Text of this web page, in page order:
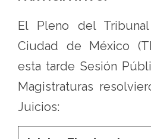
El Pleno del
Ciudad de México
esta tarde Sesión
Magistraturas
Juicios: